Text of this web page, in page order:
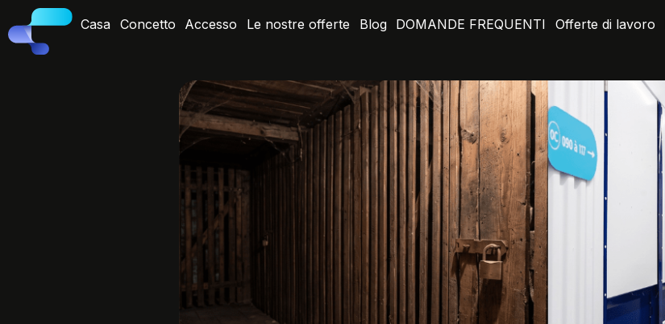
Casa Concetto Accesso Le nostre offerte Blog DOMANDE FREQUENTI Offerte di lavoro